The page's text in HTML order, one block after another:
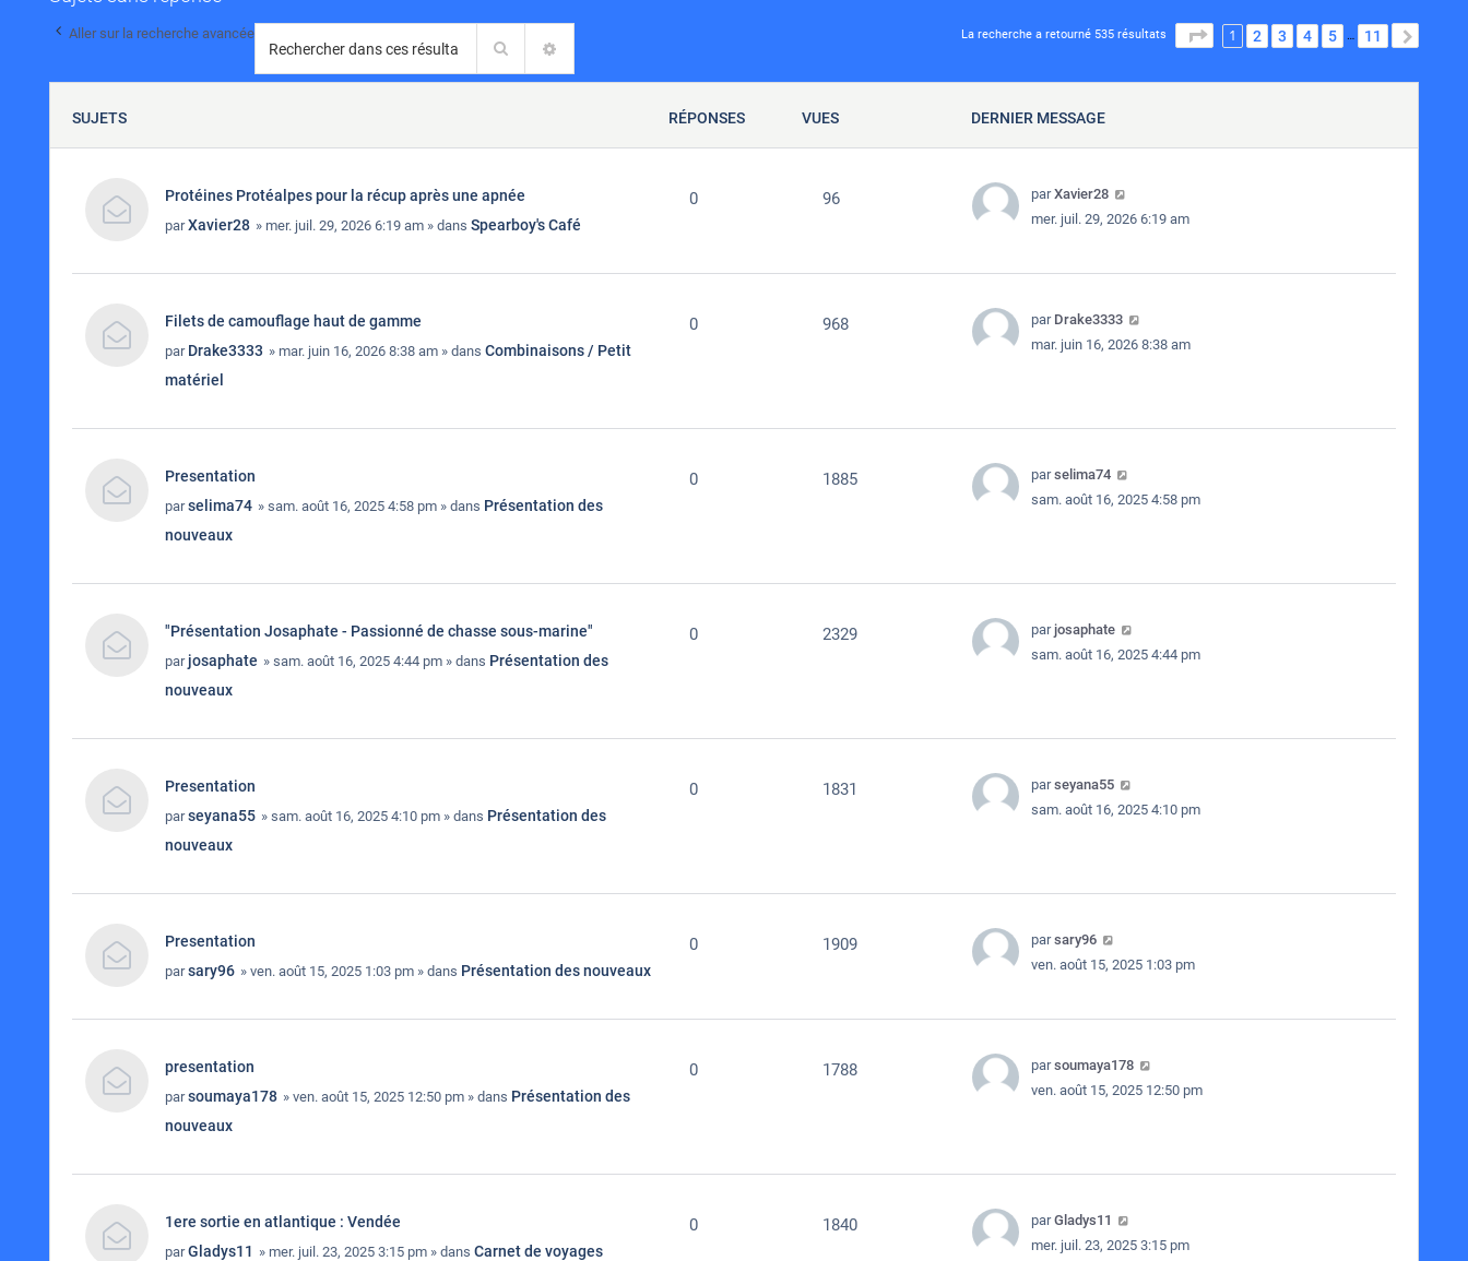
Aller sur la recherche avancée
Rechercher
La recherche a retourné 535 résultats PAGE 1SUR 11
1 2 3 4 5 … 11
SUJETS RÉPONSES VUES DERNIER MESSAGE
Protéines Protéalpes pour la récup après une apnée
parXavier28 » mer. juil. 29, 2026 6:19 am » dans Spearboy's Café
0 96 parXavier28
mer. juil. 29, 2026 6:19 am
Filets de camouflage haut de gamme
par Drake3333 » mar. juin 16, 2026 8:38 am » dans Combinaisons / Petit
matériel
0 968 par Drake3333
mar. juin 16, 2026 8:38 am
Presentation
parselima74 » sam. août 16, 2025 4:58 pm » dans Présentation des
nouveaux
0 1885 parselima74
sam. août 16, 2025 4:58 pm
"Présentation Josaphate - Passionné de chasse sous-marine"
par josaphate » sam. août 16, 2025 4:44 pm » dans Présentation des
nouveaux
0 2329 parjosaphate
sam. août 16, 2025 4:44 pm
Presentation
parseyana55 » sam. août 16, 2025 4:10 pm » dans Présentation des
nouveaux
0 1831 parseyana55
sam. août 16, 2025 4:10 pm
Presentation
parsary96 » ven. août 15, 2025 1:03 pm » dans Présentation des nouveaux
0 1909 parsary96
ven. août 15, 2025 1:03 pm
presentation
parsoumaya178 » ven. août 15, 2025 12:50 pm » dans Présentation des
nouveaux
0 1788 parsoumaya178
ven. août 15, 2025 12:50 pm
1ere sortie en atlantique : Vendée
parGladys11 » mer. juil. 23, 2025 3:15 pm » dans Carnet de voyages
0 1840 parGladys11
mer. juil. 23, 2025 3:15 pm